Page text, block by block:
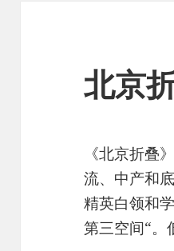
北京
《北京折叠
流、中产和
精英白领和
第三空间“。